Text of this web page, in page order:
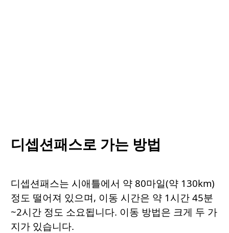
디셉션패스로 가는 방법
디셉션패스는 시애틀에서 약 80마일(약 130km)
정도 떨어져 있으며, 이동 시간은 약 1시간 45분
~2시간 정도 소요됩니다. 이동 방법은 크게 두 가
지가 있습니다.